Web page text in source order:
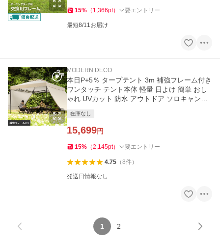
15% （ 1,366pt） 要エントリー
最短8/11お届け
MODERN DECO
本日P+5％ タープテント 3m 補強フレーム付き
ワンタッチ テント本体 軽量 日よけ 簡単 おし
ゃれ UVカット 防水 アウトドア ソロキャンプ
在庫なし
15,699円
15% （2,145pt） 要エントリー
4.75（8件）
発送日情報なし
1 2